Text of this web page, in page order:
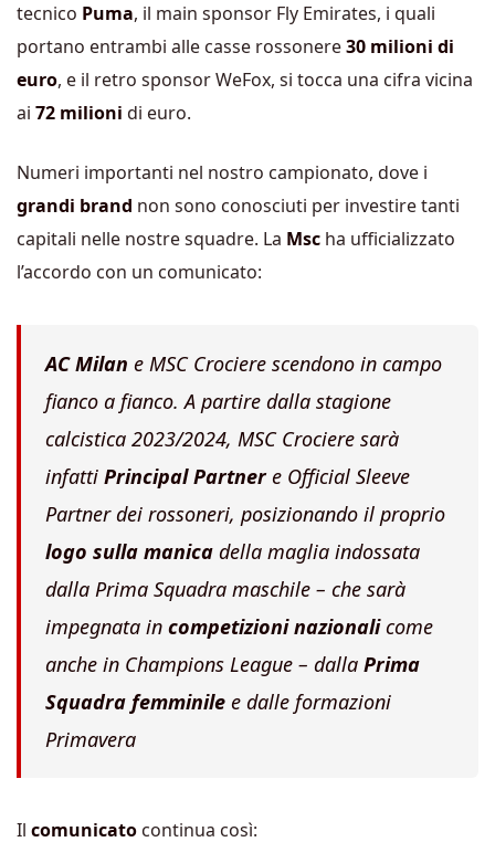
tecnico Puma, il main sponsor Fly Emirates, i quali
portano entrambi alle casse rossonere30 milioni di
euro, e il retro sponsor WeFox, si tocca una cifra vicina
ai 72 milioni di euro.
Numeri importanti nel nostro campionato, dove i
grandi brand non sono conosciuti per investire tanti
capitali nelle nostre squadre. La Msc ha ufficializzato
l’accordo con un comunicato:
AC Milan e MSC Crociere scendono in campo
fianco a fianco. A partire dalla stagione
calcistica 2023/2024, MSC Crociere sarà
infatti Principal Partnere Official Sleeve
Partner dei rossoneri, posizionando il proprio
logo sulla manica della maglia indossata
dalla Prima Squadra maschile – che sarà
impegnata in competizioni nazionalicome
anche in Champions League – dalla Prima
Squadra femminile e dalle formazioni
Primavera
Il comunicato continua così: